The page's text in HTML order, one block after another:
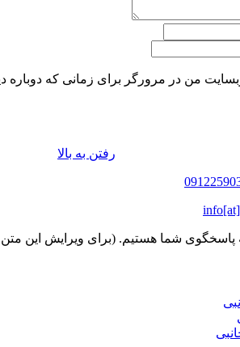
من در مرورگر برای زمانی که دوباره
رفتن به بالا